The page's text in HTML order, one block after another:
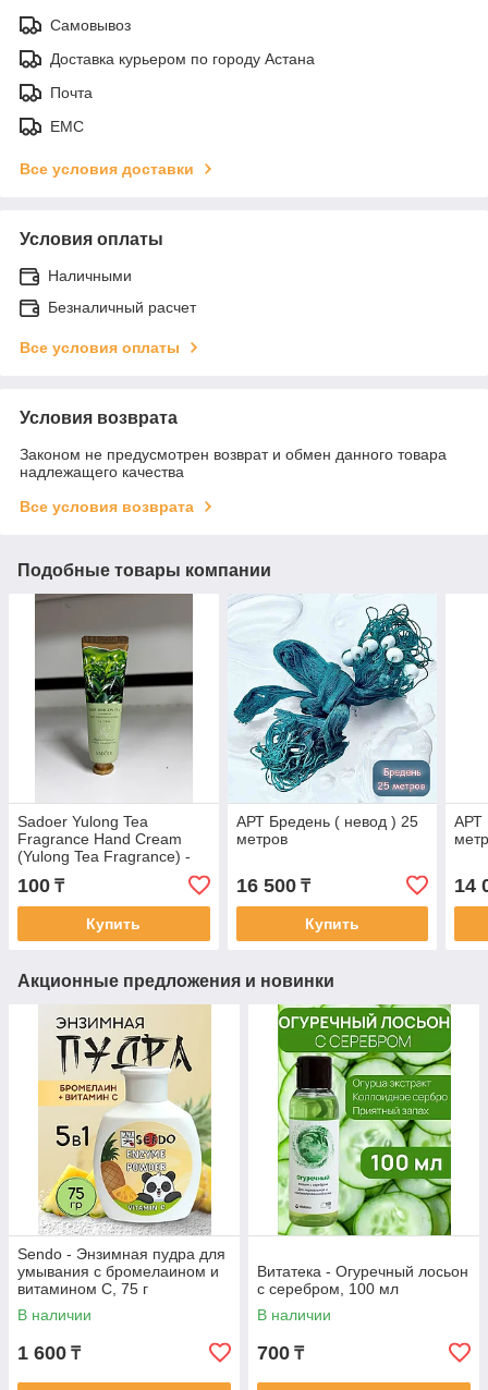
Самовывоз
Доставка курьером по городу Астана
Почта
ЕМС
Все условия доставки
Условия оплаты
Наличными
Безналичный расчет
Все условия оплаты
Условия возврата
Законом не предусмотрен возврат и обмен данного товара
надлежащего качества
Все условия возврата
Подобные товары компании
Sadoer Yulong Tea
Fragrance Hand Cream
(Yulong Tea Fragrance) -
Крем для рук с ароматом
чая Юйлун (Yulong Tea
Fragrance) 30 мл
100 ₸
Купить
АРТ Бредень ( невод ) 25
метров
16 500₸
Купить
АРТ
14
Акционные предложения и новинки
Sendo - Энзимная пудра для
умывания с бромелаином и
витамином С, 75 г
В наличии
1 600 ₸
Витатека - Огуречный лосьон
с серебром, 100 мл
В наличии
700 ₸